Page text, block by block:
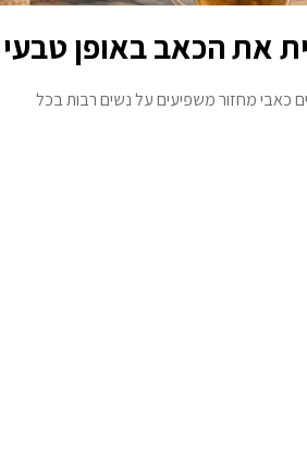
את הכאב באופן טבעי
כאבי מחזור משפיעים על נשים רבות בכל